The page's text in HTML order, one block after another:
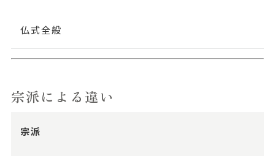
仏式全般
宗派による違い
宗派